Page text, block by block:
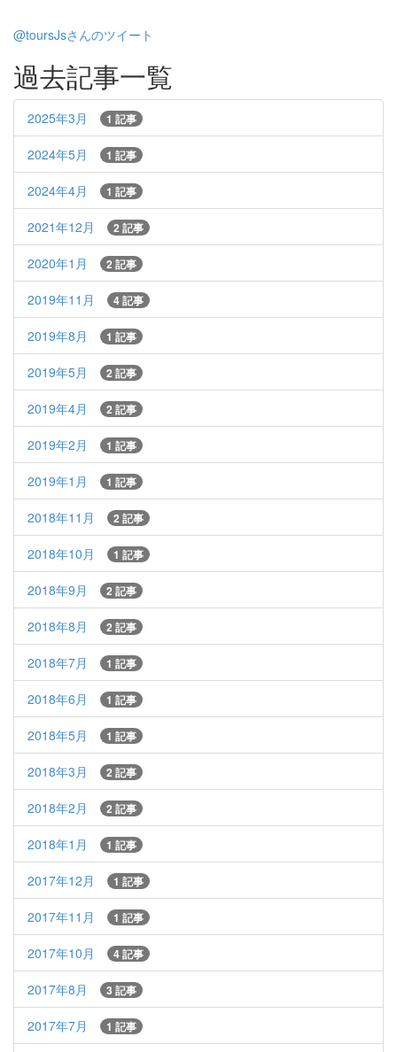
@toursJsさんのツイート
過去記事一覧
2025年3月 1 記事
2024年5月 1 記事
2024年4月 1 記事
2021年12月 2 記事
2020年1月 2 記事
2019年11月 4 記事
2019年8月 1 記事
2019年5月 2 記事
2019年4月 2 記事
2019年2月 1 記事
2019年1月 1 記事
2018年11月 2 記事
2018年10月 1 記事
2018年9月 2 記事
2018年8月 2 記事
2018年7月 1 記事
2018年6月 1 記事
2018年5月 1 記事
2018年3月 2 記事
2018年2月 2 記事
2018年1月 1 記事
2017年12月 1 記事
2017年11月 1 記事
2017年10月 4 記事
2017年8月 3 記事
2017年7月 1 記事